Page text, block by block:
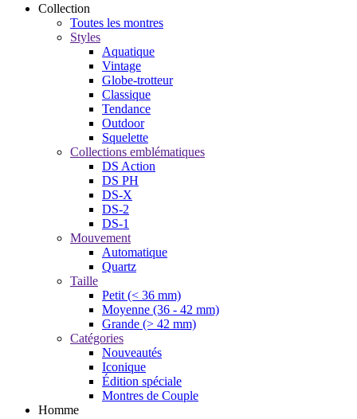
Collection
Toutes les montres
Styles
Aquatique
Vintage
Globe-trotteur
Classique
Tendance
Outdoor
Squelette
Collections emblématiques
DS Action
DS PH
DS-X
DS-2
DS-1
Mouvement
Automatique
Quartz
Taille
Petit (< 36 mm)
Moyenne (36 - 42 mm)
Grande (> 42 mm)
Catégories
Nouveautés
Iconique
Édition spéciale
Montres de Couple
Homme